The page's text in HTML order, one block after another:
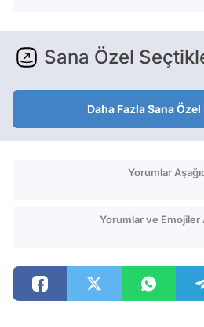
Sana Özel
Daha Fazla Sana
Yorumlar
Yorumlar ve Emojiler